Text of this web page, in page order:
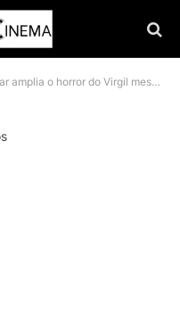
horror do Virgil mesmo com Asia viva